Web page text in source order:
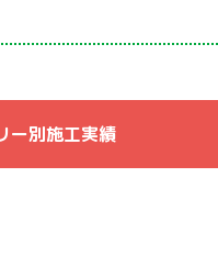
ー別施工実績